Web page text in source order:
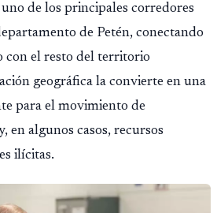
de los principales corredores
de Petén, conectando
con el resto del territorio
geográfica la convierte en una
para el movimiento de
en algunos casos, recursos
ilícitas.